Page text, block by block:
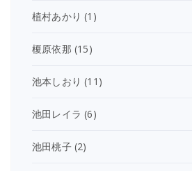
植村あかり (1)
榎原依那 (15)
池本しおり (11)
池田レイラ (6)
池田桃子(2)